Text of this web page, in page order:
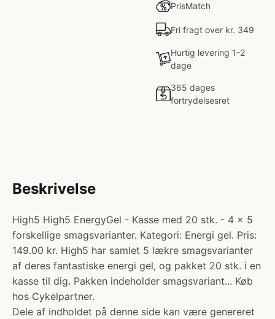
PrisMatch
Fri fragt over kr. 349
Hurtig levering 1-2
dage
365 dages
fortrydelsesret
Beskrivelse
High5 High5 EnergyGel - Kasse med 20 stk. - 4 x 5
forskellige smagsvarianter. Kategori: Energi gel. Pris:
149.00 kr. High5 har samlet 5 lækre smagsvarianter
af deres fantastiske energi gel, og pakket 20 stk. i en
kasse til dig. Pakken indeholder smagsvariant... Køb
hos Cykelpartner.
Dele af indholdet på denne side kan være genereret